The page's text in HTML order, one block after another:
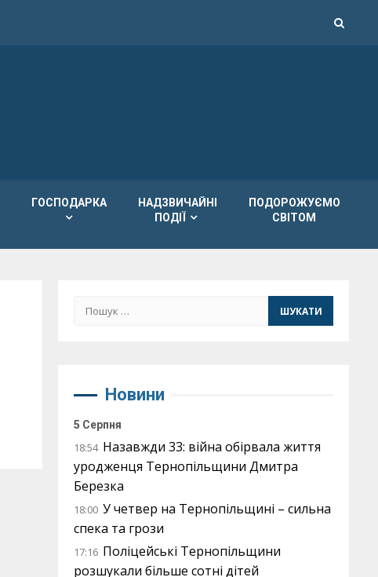
ГОСПОДАРКА
НАДЗВИЧАЙНІ
ПОДІЇ
ПОДОРОЖУЄМО
СВІТОМ
Пошук:
Новини
5 Серпня
18:54 Назавжди 33: війна обірвала життя
уродженця Тернопільщини Дмитра
Березка
18:00 У четвер на Тернопільщині – сильна
спека та грози
17:16 Поліцейські Тернопільщини
розшукали більше сотні дітей